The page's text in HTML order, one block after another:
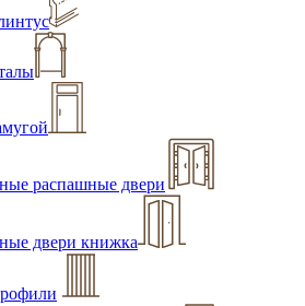
распашные двери
двери книжка